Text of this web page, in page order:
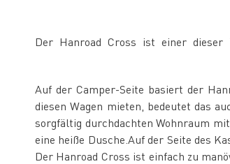
Der Hanroad Cross ist einer dieser
Auf der Camper-Seite basiert der
diesen Wagen mieten, bedeutet das
sorgfältig durchdachten Wohnraum
eine heiße Dusche.Auf der Seite des
Der Hanroad Cross ist einfach zu